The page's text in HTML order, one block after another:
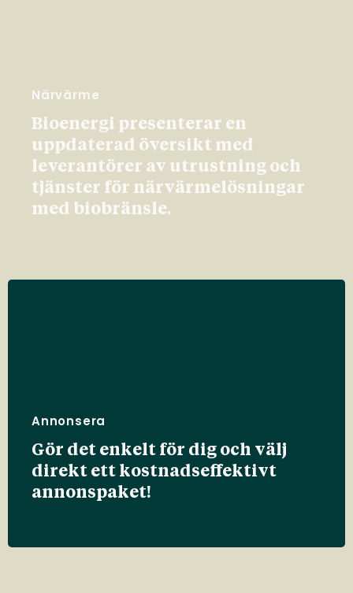
Närvärme
Bioenergi presenterar en
uppdaterad översikt med
leverantörer av utrustning och
tjänster för närvärmelösningar
med biobränsle.
Annonsera
Gör det enkelt för dig och välj
direkt ett kostnadseffektivt
annonspaket!